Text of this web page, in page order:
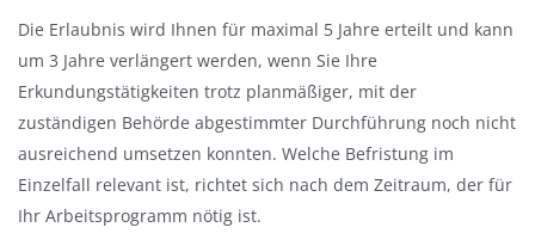
Die Erlaubnis wird Ihnen für maximal 5 Jahre erteilt und kann
um 3 Jahre verlängert werden, wenn Sie Ihre
Erkundungstätigkeiten trotz planmäßiger, mit der
zuständigen Behörde abgestimmter Durchführung noch nicht
ausreichend umsetzen konnten. Welche Befristung im
Einzelfall relevant ist, richtet sich nach dem Zeitraum, der für
Ihr Arbeitsprogramm nötig ist.